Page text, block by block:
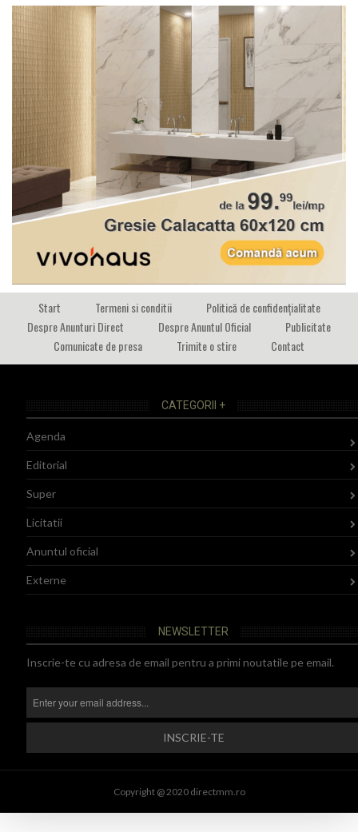
Start Termeni si conditii
Politică de confidențialitate
Despre Anunturi Direct
Despre Anuntul Oficial
Publicitate
Comunicate de presa
Trimite o stire Contact
CATEGORII +
Agenda
Editorial
Super
Licitatii
Anuntul oficial
Externe
NEWSLETTER
Inscrie-te cu adresa de email pentru a primi noutatile pe email.
Copyright @ 2020 directmm.ro